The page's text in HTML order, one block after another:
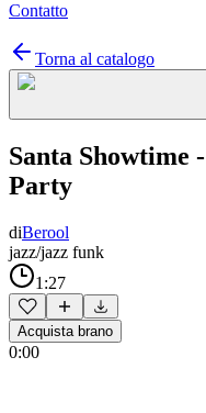
Contatto
Torna al catalogo
Santa Showtime
Party
diBerool
jazz/jazz funk
1:27
Acquista brano
0:00